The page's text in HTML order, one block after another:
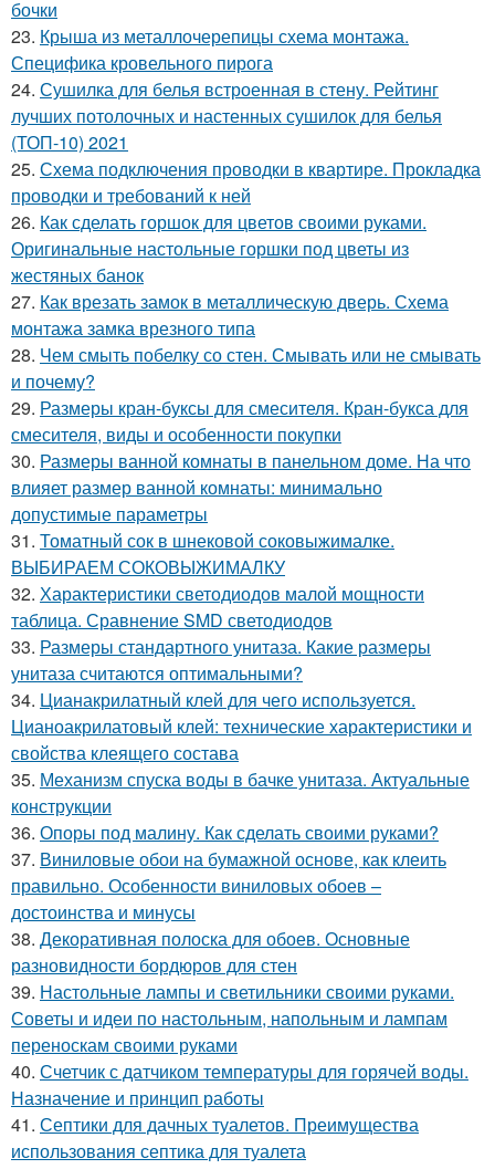
бочки
23. Крыша из металлочерепицы схема монтажа.
Специфика кровельного пирога
24. Сушилка для белья встроенная в стену. Рейтинг
лучших потолочных и настенных сушилок для белья
(ТОП-10) 2021
25. Схема подключения проводки в квартире. Прокладка
проводки и требований к ней
26. Как сделать горшок для цветов своими руками.
Оригинальные настольные горшки под цветы из
жестяных банок
27. Как врезать замок в металлическую дверь. Схема
монтажа замка врезного типа
28. Чем смыть побелку со стен. Смывать или не смывать
и почему?
29. Размеры кран-буксы для смесителя. Кран-букса для
смесителя, виды и особенности покупки
30. Размеры ванной комнаты в панельном доме. На что
влияет размер ванной комнаты: минимально
допустимые параметры
31. Томатный сок в шнековой соковыжималке.
ВЫБИРАЕМ СОКОВЫЖИМАЛКУ
32. Характеристики светодиодов малой мощности
таблица. Сравнение SMD светодиодов
33. Размеры стандартного унитаза. Какие размеры
унитаза считаются оптимальными?
34. Цианакрилатный клей для чего используется.
Цианоакрилатовый клей: технические характеристики и
свойства клеящего состава
35. Механизм спуска воды в бачке унитаза. Актуальные
конструкции
36. Опоры под малину. Как сделать своими руками?
37. Виниловые обои на бумажной основе, как клеить
правильно. Особенности виниловых обоев –
достоинства и минусы
38. Декоративная полоска для обоев. Основные
разновидности бордюров для стен
39. Настольные лампы и светильники своими руками.
Советы и идеи по настольным, напольным и лампам
переноскам своими руками
40. Счетчик с датчиком температуры для горячей воды.
Назначение и принцип работы
41. Септики для дачных туалетов. Преимущества
использования септика для туалета